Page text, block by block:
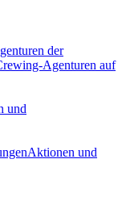
der
Agenturen auf
und
Aktionen und